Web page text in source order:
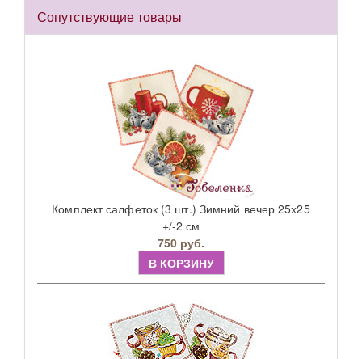
Сопутствующие товары
Комплект салфеток (3 шт.) Зимний вечер 25х25
+/-2 см
750 руб.
В КОРЗИНУ